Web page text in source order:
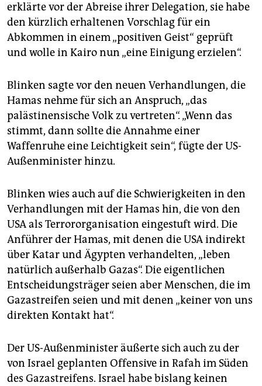
erklärte vor der Abreise ihrer Delegation, sie habe
den kürzlich erhaltenen Vorschlag für ein
Abkommen in einem „positiven Geist“ geprüft
und wolle in Kairo nun „eine Einigung erzielen“.
Blinken sagte vor den neuen Verhandlungen, die
Hamas nehme für sich an Anspruch, „das
palästinensische Volk zu vertreten“. „Wenn das
stimmt, dann sollte die Annahme einer
Waffenruhe eine Leichtigkeit sein“, fügte der US-
Außenminister hinzu.
Blinken wies auch auf die Schwierigkeiten in den
Verhandlungen mit der Hamas hin, die von den
USA als Terrororganisation eingestuft wird. Die
Anführer der Hamas, mit denen die USA indirekt
über Katar und Ägypten verhandelten, „leben
natürlich außerhalb Gazas“. Die eigentlichen
Entscheidungsträger seien aber Menschen, die im
Gazastreifen seien und mit denen „keiner von uns
direkten Kontakt hat“.
Der US-Außenminister äußerte sich auch zu der
von Israel geplanten Offensive in Rafah im Süden
des Gazastreifens. Israel habe bislang keinen